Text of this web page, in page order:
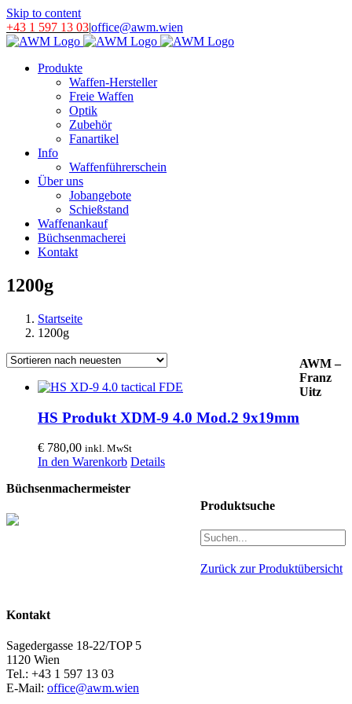
Skip to content
+43 1 597 13 03|office@awm.wien
Produkte
Waffen-Hersteller
Freie Waffen
Optik
Zubehör
Fanartikel
Info
Waffenführerschein
Über uns
Jobangebote
Schießstand
Waffenankauf
Büchsenmacherei
Kontakt
1200g
Startseite
1200g
HS Produkt XDM-9 4.0 Mod.2 9x19mm
€ 780,00 inkl. MwSt
In den Warenkorb Details
Produktsuche
Zurück zur Produktübersicht
AWM –
Franz
Uitz
Büchsenmachermeister
Kontakt
Sagedergasse 18-22/TOP 5
1120 Wien
Tel.: +43 1 597 13 03
E-Mail: office@awm.wien